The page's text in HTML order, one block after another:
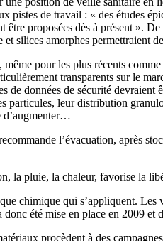
de travail : « des études
proposées dès à présent ».
silices amorphes permettraient
pour les plus récents
transparents sur le
données de sécurité devraient
leur distribution
d’augmenter…
l’évacuation, après
la pluie, la chaleur, favorise la
chimique qui s’appliquent.
été mise en place en 2009 et
procèdent à des